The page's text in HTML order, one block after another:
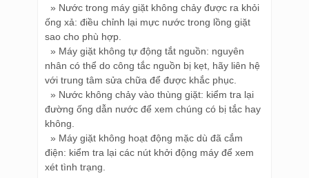
» Nước trong máy giặt không chảy được ra khỏi
ống xả: điều chỉnh lại mực nước trong lồng giặt
sao cho phù hợp.
» Máy giặt không tự động tắt nguồn: nguyên
nhân có thể do công tắc nguồn bị kẹt, hãy liên hệ
với trung tâm sửa chữa để được khắc phục.
» Nước không chảy vào thùng giặt: kiểm tra lại
đường ống dẫn nước để xem chúng có bị tắc hay
không.
» Máy giặt không hoạt động mặc dù đã cắm
điện: kiểm tra lại các nút khởi động máy để xem
xét tình trạng.